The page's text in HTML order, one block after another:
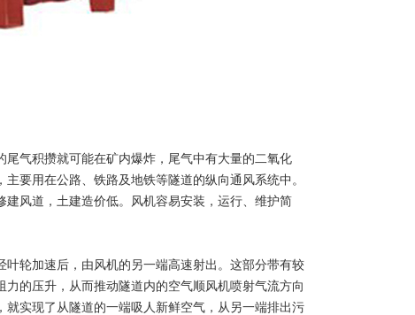
气积攒就可能在矿内爆炸，尾气中有大量的二氧化
要用在公路、铁路及地铁等隧道的纵向通风系统中。
风道，土建造价低。风机容易安装，运行、维护简
轮加速后，由风机的另一端高速射出。这部分带有较
的压升，从而推动隧道内的空气顺风机喷射气流方向
实现了从隧道的一端吸人新鲜空气，从另一端排出污